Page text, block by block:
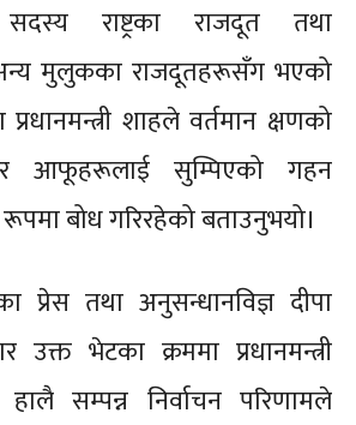
राष्ट्रका राजदूत तथा
मुलुकका राजदूतहरूसँग भएको
प्रधानमन्त्री शाहले वर्तमान क्षणको
र आफूहरूलाई सुम्पिएको गहन
रूपमा बोध गरिरहेको बताउनुभयो।
प्रेस तथा अनुसन्धानविज्ञ दीपा
उक्त भेटका क्रममा प्रधानमन्त्री
सम्पन्न निर्वाचन परिणामले